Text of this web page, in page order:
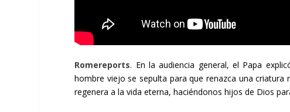
Romereports. En la audiencia general, el Papa
hombre viejo se sepulta para que renazca una criatura
regenera a la vida eterna, haciéndonos hijos de Dios